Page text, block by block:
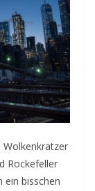
Rockefeller
ein bisschen